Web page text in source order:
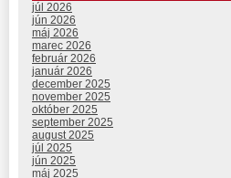
júl 2026
jún 2026
máj 2026
marec 2026
február 2026
január 2026
december 2025
november 2025
október 2025
september 2025
august 2025
júl 2025
jún 2025
máj 2025